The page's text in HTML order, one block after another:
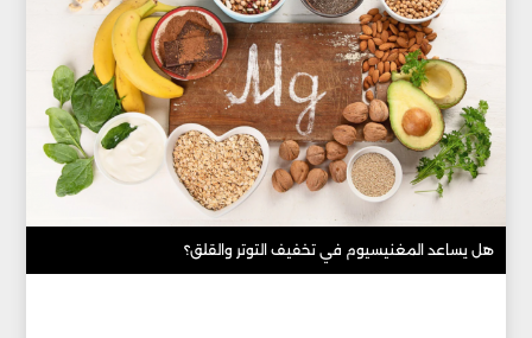
هل يساعد المغنيسيوم في تخفيف التوتر والقلق؟